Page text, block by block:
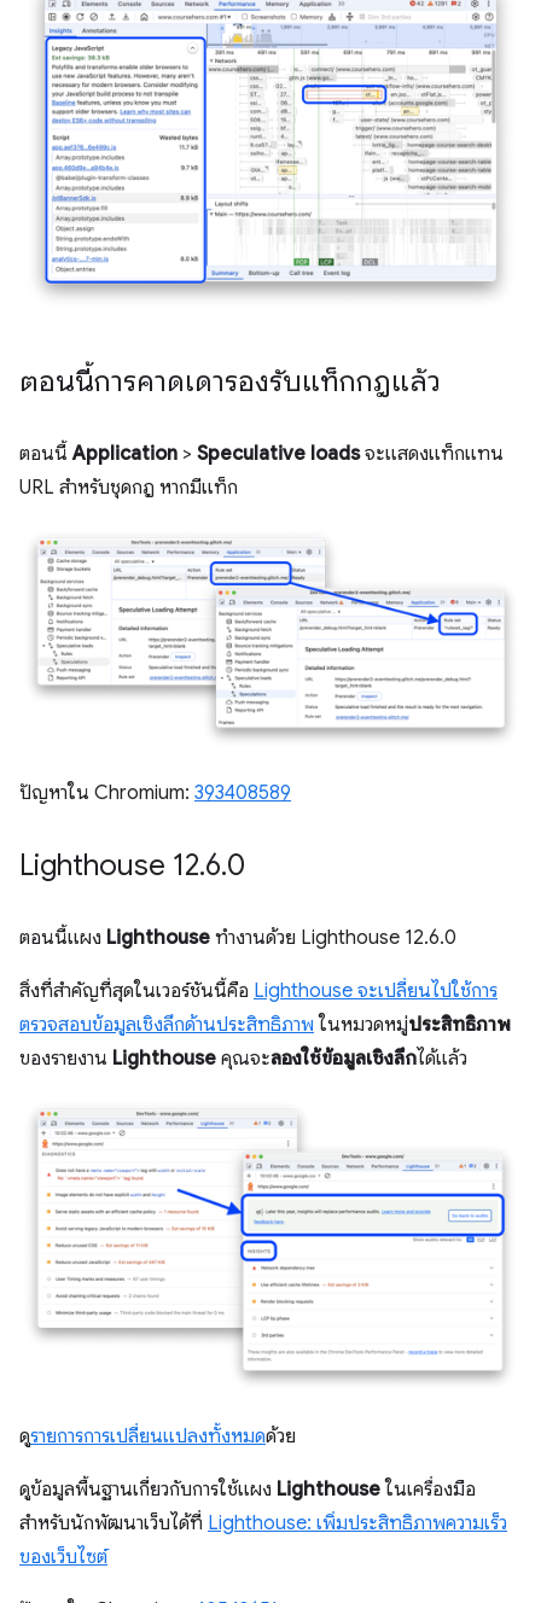
ตอนนี้การคาดเดารองรับแท็กกฎแล้ว
ตอนนี้Application > Speculative loadsจะแสดงแท็กแทน
URL สำหรับชุดกฎ หากมีแท็ก
ปัญหาใน Chromium: 393408589
Lighthouse 12.6.0
ตอนนี้แผง Lighthouse ทำงานด้วย Lighthouse 12.6.0
สิ่งที่สำคัญที่สุดในเวอร์ชันนี้คือ Lighthouse จะเปลี่ยนไปใช้การ
ตรวจสอบข้อมูลเชิงลึกด้านประสิทธิภาพ ในหมวดหมู่ประสิทธิภาพ
ของรายงาน Lighthouse คุณจะลองใช้ข้อมูลเชิงลึกได้แล้ว
ดูรายการการเปลี่ยนแปลงทั้งหมดด้วย
ดูข้อมูลพื้นฐานเกี่ยวกับการใช้แผง Lighthouse ในเครื่องมือ
สำหรับนักพัฒนาเว็บได้ที่ Lighthouse: เพิ่มประสิทธิภาพความเร็ว
ของเว็บไซต์